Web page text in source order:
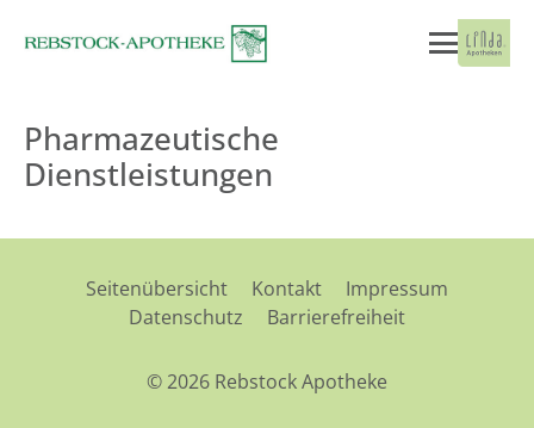
Pharmazeutische
Dienstleistungen
Seitenübersicht Kontakt
Impressum
Datenschutz
Barrierefreiheit
© 2026 Rebstock Apotheke